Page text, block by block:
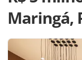
Maringá,